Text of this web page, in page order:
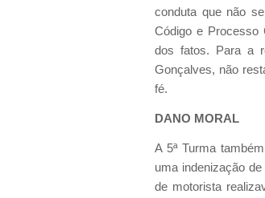
conduta que não
Código e Processo
dos fatos. Para a
Gonçalves, não
fé.
DANO MORAL
A 5ª Turma
uma indenização
de motorista